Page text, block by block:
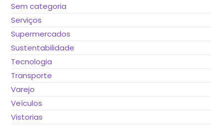
Sem categoria
Serviços
Supermercados
Sustentabilidade
Tecnologia
Transporte
Varejo
Veículos
Vistorias